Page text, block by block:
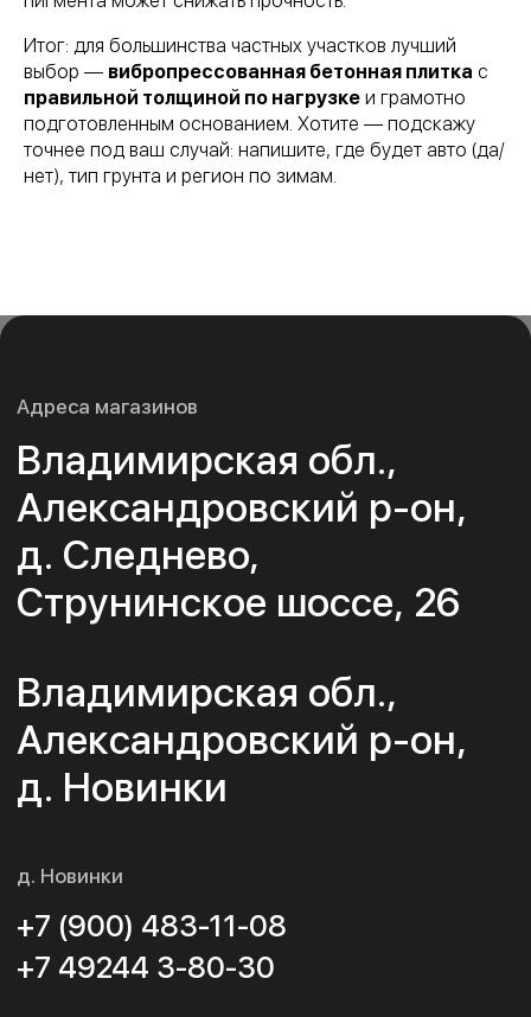
Итог: для большинства частных участков лучший
выбор — вибропрессованная бетонная плитка с
правильной толщиной по нагрузке и грамотно
подготовленным основанием. Хотите — подскажу
точнее под ваш случай: напишите, где будет авто (да/
нет), тип грунта и регион по зимам.
© 2025. Все права защищены.
ООО «АлексПлитка»
ИНН 3311022193
Навигация по сайту
Политика конфиденциальности